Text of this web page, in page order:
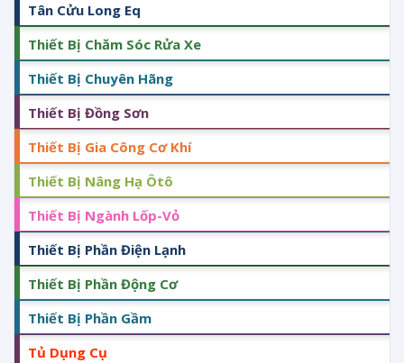
Tân Cửu Long Eq
Thiết Bị Chăm Sóc Rửa Xe
Thiết Bị Chuyên Hãng
Thiết Bị Đồng Sơn
Thiết Bị Gia Công Cơ Khí
Thiết Bị Nâng Hạ Ôtô
Thiết Bị Ngành Lốp-Vỏ
Thiết Bị Phần Điện Lạnh
Thiết Bị Phần Động Cơ
Thiết Bị Phần Gầm
Tủ Dụng Cụ